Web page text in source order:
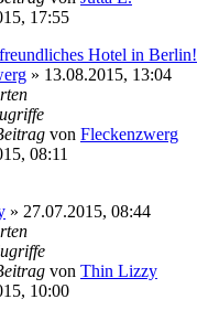
17:55
Hotel in Berlin!
» 13.08.2015, 13:04
von Fleckenzwerg
08:11
» 27.07.2015, 08:44
von Thin Lizzy
10:00